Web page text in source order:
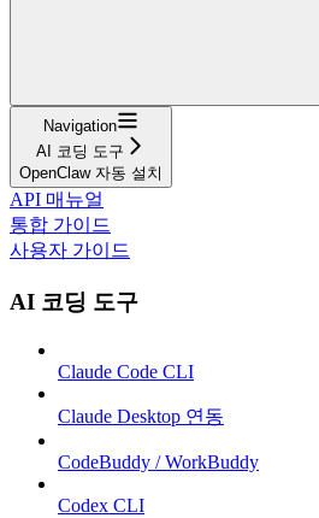
Navigation
AI 코딩 도구
OpenClaw 자동 설치
API 매뉴얼
통합 가이드
사용자 가이드
AI 코딩 도구
Claude Code CLI
Claude Desktop 연동
CodeBuddy / WorkBuddy
Codex CLI